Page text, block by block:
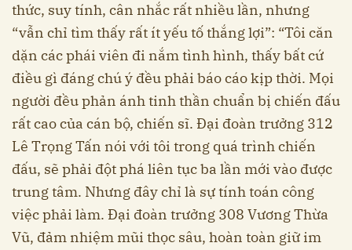
thức, suy tính, cân nhắc rất nhiều lần, nhưng
“vẫn chỉ tìm thấy rất ít yếu tố thắng lợi”: “Tôi căn
dặn các phái viên đi nắm tình hình, thấy bất cứ
điều gì đáng chú ý đều phải báo cáo kịp thời. Mọi
người đều phản ánh tinh thần chuẩn bị chiến đấu
rất cao của cán bộ, chiến sĩ. Đại đoàn trưởng 312
Lê Trọng Tấn nói với tôi trong quá trình chiến
đấu, sẽ phải đột phá liên tục ba lần mới vào được
trung tâm. Nhưng đây chỉ là sự tính toán công
việc phải làm. Đại đoàn trưởng 308 Vương Thừa
Vũ, đảm nhiệm mũi thọc sâu, hoàn toàn giữ im